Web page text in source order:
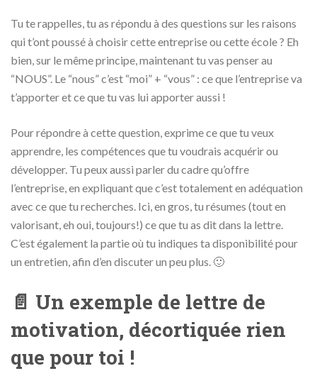
Tu te rappelles, tu as répondu à des questions sur les raisons
qui t’ont poussé à choisir cette entreprise ou cette école ? Eh
bien, sur le même principe, maintenant tu vas penser au
“NOUS”. Le “nous” c’est “moi” + “vous” : ce que l’entreprise va
t’apporter et ce que tu vas lui apporter aussi !
Pour répondre à cette question, exprime ce que tu veux
apprendre, les compétences que tu voudrais acquérir ou
développer. Tu peux aussi parler du cadre qu’offre
l’entreprise, en expliquant que c’est totalement en adéquation
avec ce que tu recherches. Ici, en gros, tu résumes (tout en
valorisant, eh oui, toujours!) ce que tu as dit dans la lettre.
C’est également la partie où tu indiques ta disponibilité pour
un entretien, afin d’en discuter un peu plus. 🙂
📄 Un exemple de lettre de
motivation, décortiquée rien
que pour toi !